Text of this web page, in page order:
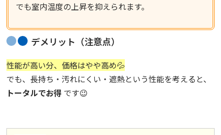
でも室内温度の上昇を抑えられます。
デメリット（注意点）
性能が高い分、価格はやや高め💦
でも、長持ち・汚れにくい・遮熱という性能を考えると、
トータルでお得 です😉